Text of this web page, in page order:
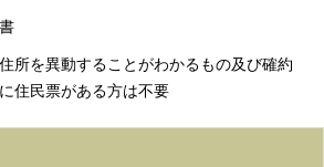
所を異動することがわかるもの及び確約
民票がある方は不要